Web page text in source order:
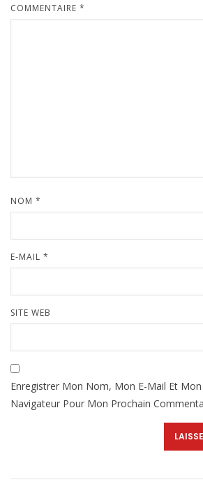
COMMENTAIRE *
NOM *
E-MAIL *
SITE WEB
Enregistrer Mon Nom, Mon E-Mail Et
Navigateur Pour Mon Prochain